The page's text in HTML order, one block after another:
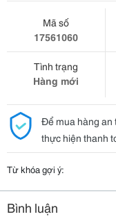
Mã số
17561060
Tình trạng
Hàng mới
Để mua hàng an
thực hiện thanh
Từ khóa gợi ý:
Bình luận